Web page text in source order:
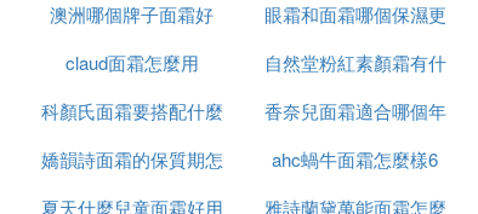
妝
澳洲哪個牌子面霜好
眼霜和面霜哪個保濕更
好
claud面霜怎麼用
自然堂粉紅素顏霜有什
麼功效
科顏氏面霜要搭配什麼
用
香奈兒面霜適合哪個年
齡段
嬌韻詩面霜的保質期怎
麼看
ahc蝸牛面霜怎麼樣6
夏天什麼兒童面霜好用 雅詩蘭黛萬能面霜怎麼